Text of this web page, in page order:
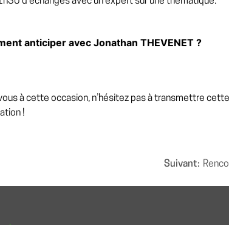
anticiper avec Jonathan THEVENET ?
à cette occasion, n’hésitez pas à transmettre
!
Suivant: